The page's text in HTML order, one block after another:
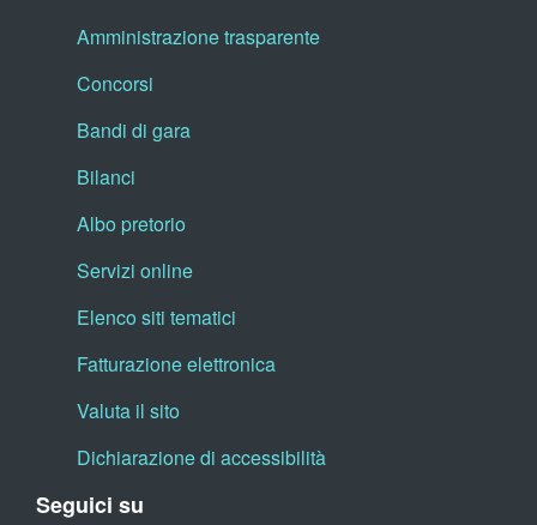
Amministrazione trasparente
Concorsi
Bandi di gara
Bilanci
Albo pretorio
Servizi online
Elenco siti tematici
Fatturazione elettronica
Valuta il sito
Dichiarazione di accessibilità
Seguici su